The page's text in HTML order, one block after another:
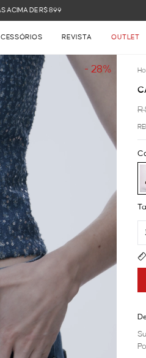
ACIMA DE R$ 899
REVISTA OUTLET
- 28%